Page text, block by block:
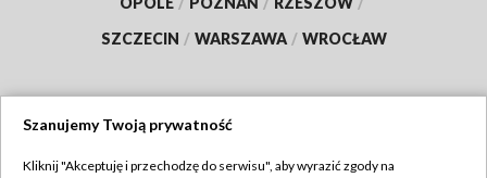
SZCZECIN / WARSZAWA / WROCŁAW
Szanujemy Twoją prywatność
Kliknij "Akceptuję i przechodzę do serwisu", aby wyrazić zgody na